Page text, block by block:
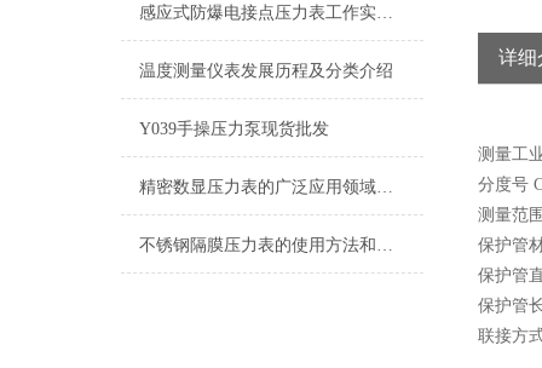
感应式防爆电接点压力表工作实现的控制目的
温度测量仪表发展历程及分类介绍
Y039手操压力泵现货批发
精密数显压力表的广泛应用领域和使用时的注意事项
不锈钢隔膜压力表的使用方法和维护保养方式
详细
测量工
分度号
测量范
保护管
保护管
保护管
联接方